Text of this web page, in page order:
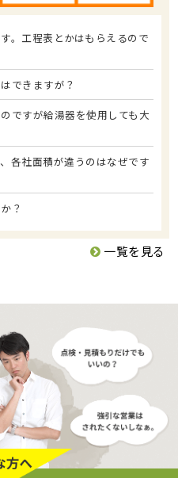
。工程表とかはもらえるので
できますが？
ですが給湯器を使用しても大
各社面積が違うのはなぜです
？
一覧を見る